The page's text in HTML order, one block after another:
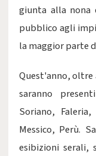
giunta alla nona
pubblico agli
la maggior parte
Quest'anno,
saranno
Soriano,
Messico, Perù.
esibizioni serali,